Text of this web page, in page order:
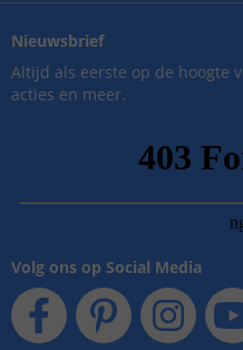
Nieuwsbrief
Altijd als eerste op de hoogte
acties en meer.
Volg ons op Social Media